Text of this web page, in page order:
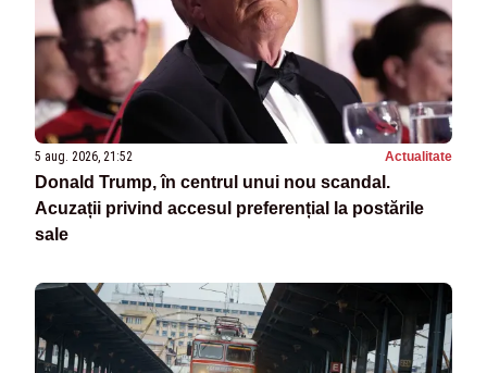
5 aug. 2026, 21:52 Actualitate
Donald Trump, în centrul unui nou scandal.
Acuzații privind accesul preferențial la postările
sale